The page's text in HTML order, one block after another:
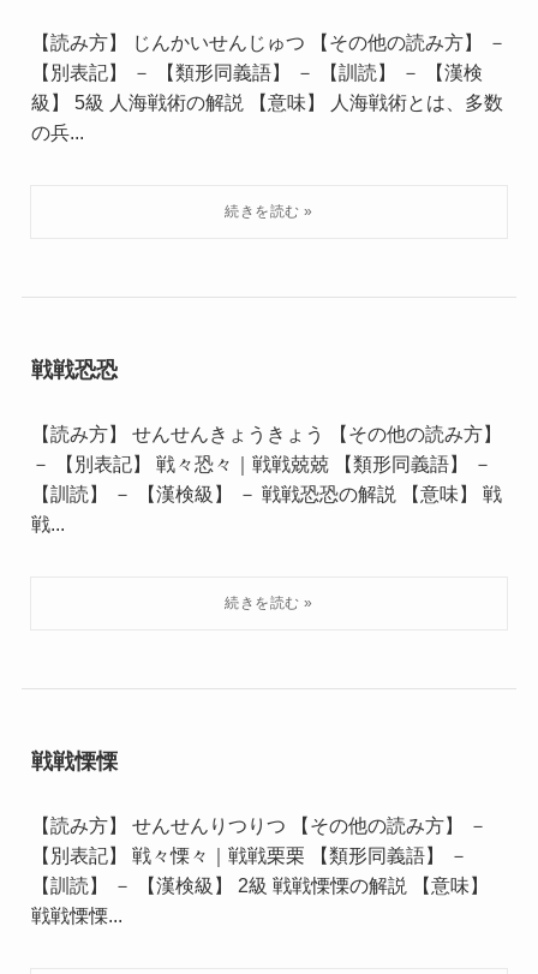
【読み方】 じんかいせんじゅつ 【その他の読み方】 －
【別表記】 － 【類形同義語】 － 【訓読】 － 【漢検
級】 5級 人海戦術の解説 【意味】 人海戦術とは、多数
の兵...
戦戦恐恐
【読み方】 せんせんきょうきょう 【その他の読み方】
－ 【別表記】 戦々恐々｜戦戦兢兢 【類形同義語】 －
【訓読】 － 【漢検級】 － 戦戦恐恐の解説 【意味】 戦
戦...
戦戦慄慄
【読み方】 せんせんりつりつ 【その他の読み方】 －
【別表記】 戦々慄々｜戦戦栗栗 【類形同義語】 －
【訓読】 － 【漢検級】 2級 戦戦慄慄の解説 【意味】
戦戦慄慄...